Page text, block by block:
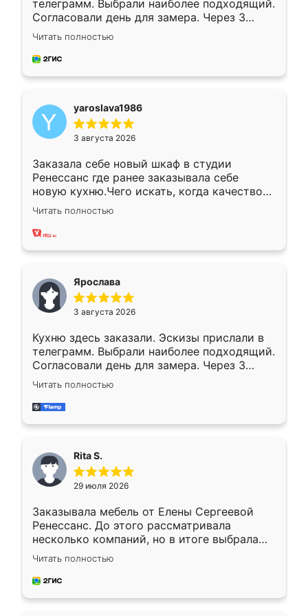
телеграмм. Выбрали наиболее подходящий.
Согласовали день для замера. Через 3
недели кухня была уже готова. Остались
довольны работой. Спасибо Ренессанс
мебель за качественную работу!
Читать полностью
yaroslava1986
3 августа 2026
Заказала себе новый шкаф в студии
Ренессанс где ранее заказывала себе
новую кухню.Чего искать, когда качеством
вполне довольна. Служит кухня уже почти
два года, нареканий нет.
Читать полностью
Ярослава
3 августа 2026
Кухню здесь заказали. Эскизы прислали в
телеграмм. Выбрали наиболее подходящий.
Согласовали день для замера. Через 3
недели кухня была уже готова. Остались
довольны работой. Спасибо Ренессанс
мебель за качественную работу!
Читать полностью
Rita S.
29 июля 2026
Заказывала мебель от Елены Сергеевой
Ренессанс. До этого рассматривала
несколько компаний, но в итоге выбрала
эту. Сначала обговорили условия, потом
приехал замерщик, всё спокойно объяснил
и снял размеры. Изготовили в срок, с
Читать полностью